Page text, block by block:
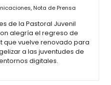
,Nota de Prensa
de la Pastoral Juvenil
alegría el regreso de
que vuelve renovado para
a las juventudes de
digitales.